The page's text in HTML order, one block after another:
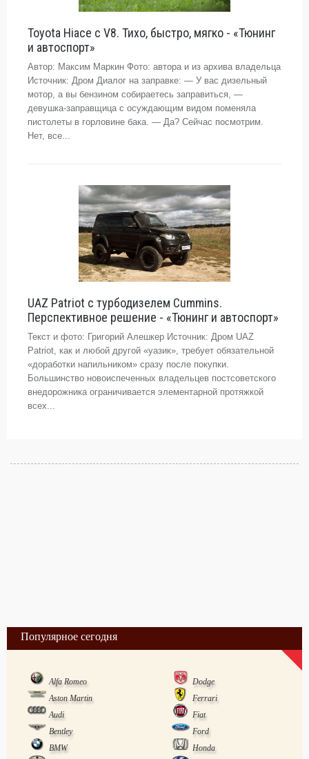
Toyota Hiace с V8. Тихо, быстро, мягко - «Тюнинг
и автоспорт»
Автор: Максим Маркин Фото: автора и из архива владельца
Источник: Дром Диалог на заправке: — У вас дизельный
мотор, а вы бензином собираетесь заправиться, —
девушка-заправщица с осуждающим видом поменяла
пистолеты в горловине бака. — Да? Сейчас посмотрим.
Нет, все...
UAZ Patriot с турбодизелем Cummins.
Перспективное решение - «Тюнинг и автоспорт»
Текст и фото: Григорий Алешкер Источник: Дром UAZ
Patriot, как и любой другой «уазик», требует обязательной
«доработки напильником» сразу после покупки.
Большинство новоиспеченных владельцев постсоветского
внедорожника ограничивается элементарной протяжкой
всех...
Популярное сегодня
Alfa Romeo
Dodge
Aston Martin
Ferrari
Audi
Fiat
Bentley
Ford
BMW
Honda